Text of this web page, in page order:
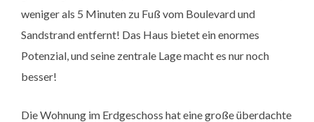
weniger als 5 Minuten zu Fuß vom Boulevard und
Sandstrand entfernt! Das Haus bietet ein enormes
Potenzial, und seine zentrale Lage macht es nur noch
besser!
Die Wohnung im Erdgeschoss hat eine große überdachte